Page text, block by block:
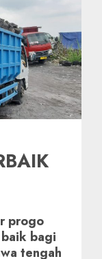
progo
bagi
tengah